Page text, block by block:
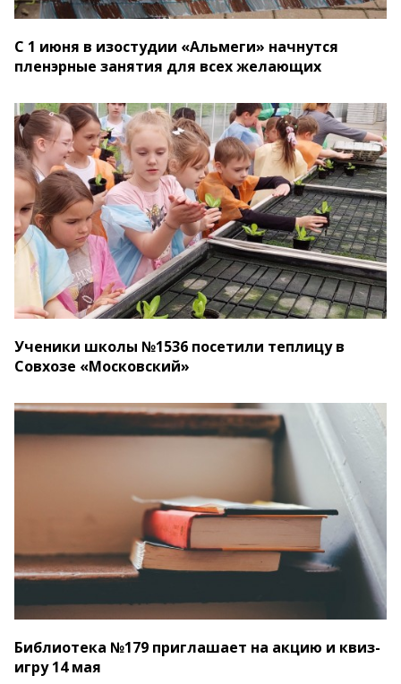
С 1 июня в изостудии «Альмеги» начнутся
пленэрные занятия для всех желающих
Ученики школы №1536 посетили теплицу в
Совхозе «Московский»
Библиотека №179 приглашает на акцию и квиз-
игру 14 мая